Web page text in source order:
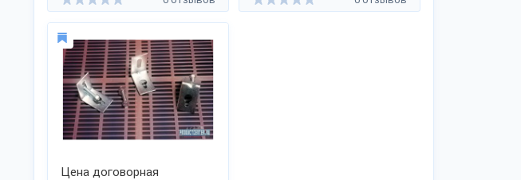
Цена договорная